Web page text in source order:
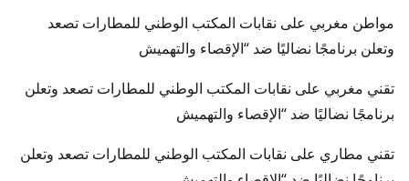
مواطن مغربي على نقابات المكتب الوطني للمطارات تصعد
وتعلن برنامجًا نضاليًا ضد “الإقصاء والتهميش
تقني مغربي على نقابات المكتب الوطني للمطارات تصعد وتعلن
برنامجًا نضاليًا ضد “الإقصاء والتهميش
تقني مطاري على نقابات المكتب الوطني للمطارات تصعد وتعلن